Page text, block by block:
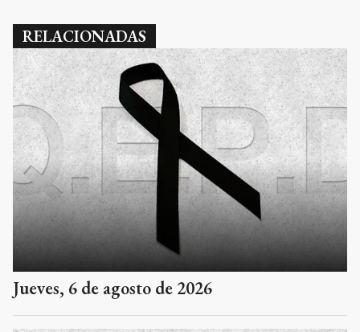
RELACIONADAS
Jueves, 6 de agosto de 2026